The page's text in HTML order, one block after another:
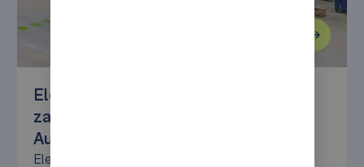
Elektramat zwiększa skalę realizacji
zamówień e-commerce dzięki
AutoStore
Elektramat to internetowa hurtownia